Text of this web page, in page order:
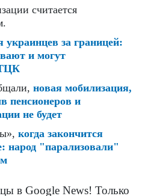
считается
украинцев за границей:
и могут
новая мобилизация,
пенсионеров и
не будет
когда закончится
народ "парализовали"
в Google News! Только